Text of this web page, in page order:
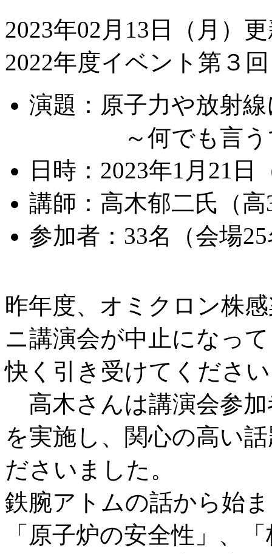
2023年02月13日（月）
2022年度イベント第
演題：原子力や放
～何でも言うて
日時：2023年1月21日
講師：高木郁二氏（高
参加者：33名（会場
昨年度、オミクロン株
ニ講演会が中止になっ
快く引き受けてくださ
高木さんは講演会参
を実施し、関心の高い
ださいました。
鉄腕アトムの話から始
「原子炉の安全性」、